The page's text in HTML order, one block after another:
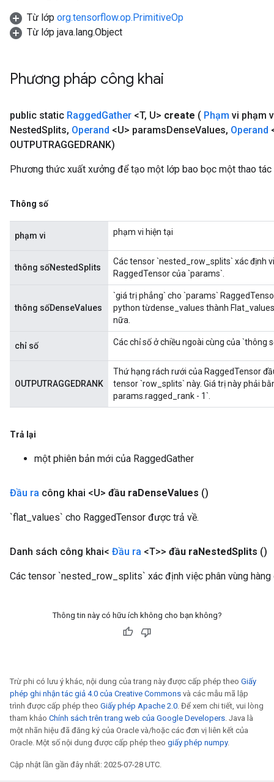
Từ lớp org.tensorflow.op.PrimitiveOp
Từ lớp java.lang.Object
Phương pháp công khai
public static RaggedGather <T, U> create ( Phạm vi phạm
NestedSplits, Operand <U> paramsDenseValues, Operand
OUTPUTRAGGEDRANK)
Phương thức xuất xưởng để tạo một lớp bao bọc một thao tác
Thông số
phạm vi phạm vi hiện tại
thông sốNestedSplits
Các tensor `nested_row_splits` xác định
RaggedTensor của `params`.
thông sốDenseValues
`giá trị phẳng` cho `params`
python từdense_values ​​thành
nữa.
chỉ số Các chỉ số ở chiều ngoài cùng của `thông
OUTPUTRAGGEDRANK
Thứ hạng rách rưới của RaggedTensor
tensor `row_splits` này. Giá trị này phải
params.ragged_rank - 1`.
Trả lại
một phiên bản mới của RaggedGather
Đầu ra công khai <U> đầu raDenseValues ​​()
`flat_values` cho RaggedTensor được trả về.
Danh sách công khai< Đầu ra <T>> đầu raNestedSplits ()
Các tensor `nested_row_splits` xác định việc phân vùng
Thông tin này có hữu ích không cho bạn không?
Trừ phi có lưu ý khác, nội dung của trang này được cấp phép theo Giấy
phép ghi nhận tác giả 4.0 của Creative Commons và các mẫu mã lập
trình được cấp phép theo Giấy phép Apache 2.0. Để xem chi tiết, vui lòng
tham khảo Chính sách trên trang web của Google Developers. Java là
một nhãn hiệu đã đăng ký của Oracle và/hoặc các đơn vị liên kết của
Oracle. Một số nội dung được cấp phép theo giấy phép numpy.
Cập nhật lần gần đây nhất: 2025-07-28 UTC.